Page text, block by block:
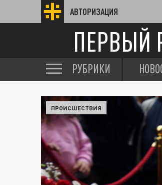
АВТОРИЗАЦИЯ
ПЕРВЫЙ
РУБРИКИ
ПРОИСШЕСТВИЯ